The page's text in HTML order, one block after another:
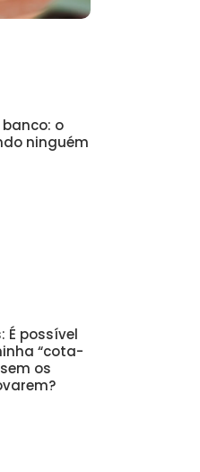
o
ninguém
É possível
“cota-
os